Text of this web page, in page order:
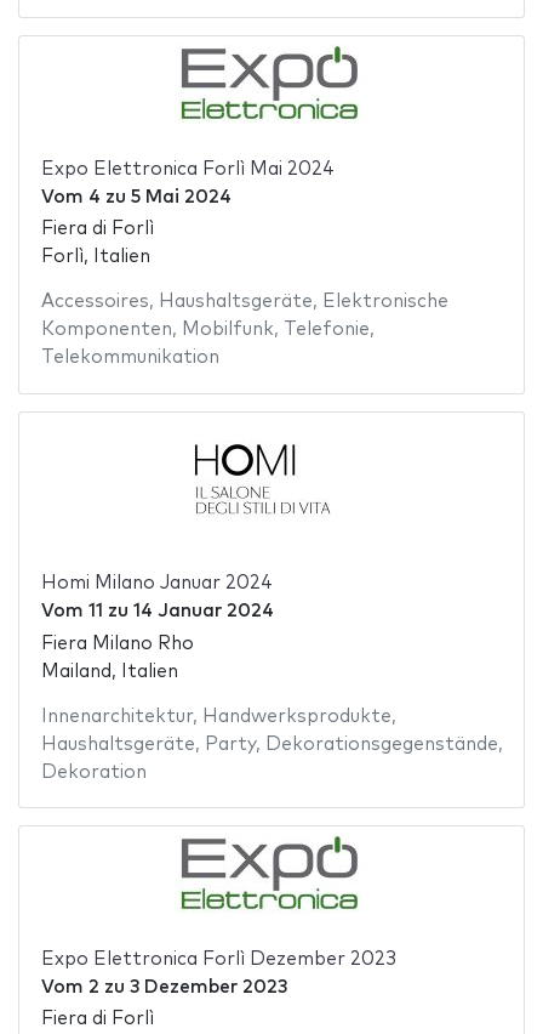
Expo Elettronica Forlì Mai 2024
Vom 4 zu 5 Mai 2024
Fiera di Forlì
Forlì, Italien
Accessoires, Haushaltsgeräte, Elektronische
Komponenten, Mobilfunk, Telefonie,
Telekommunikation
Homi Milano Januar 2024
Vom 11 zu 14 Januar 2024
Fiera Milano Rho
Mailand, Italien
Innenarchitektur, Handwerksprodukte,
Haushaltsgeräte, Party, Dekorationsgegenstände,
Dekoration
Expo Elettronica Forlì Dezember 2023
Vom 2 zu 3 Dezember 2023
Fiera di Forlì